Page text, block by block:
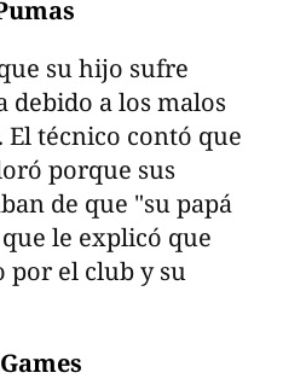
su hijo sufre
debido a los malos
El técnico contó que
porque sus
de que "su papá
le explicó que
por el club y su